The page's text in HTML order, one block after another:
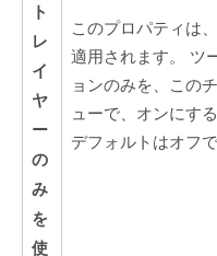
ト
レ
イ
ヤ
ー
の
み
を
使
このプロパティは
適用されます。 ツ
ョンのみを、この
ューで、オンにす
デフォルトはオフで